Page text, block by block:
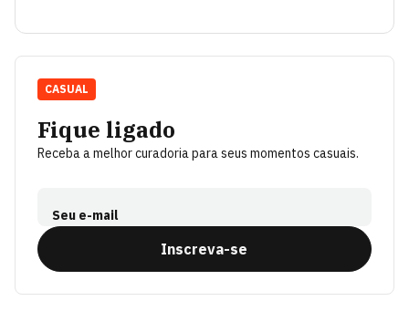
Fique ligado
Receba a melhor curadoria para seus momentos casuais.
Seu e-mail
Inscreva-se
CASUAL